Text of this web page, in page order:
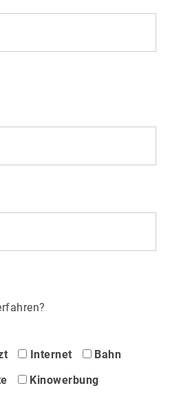
Internet
Bahn
Kinowerbung